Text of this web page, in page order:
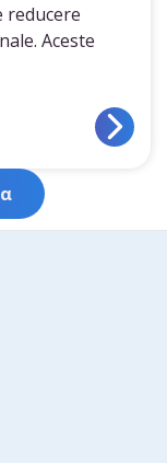
reducere
Aceste